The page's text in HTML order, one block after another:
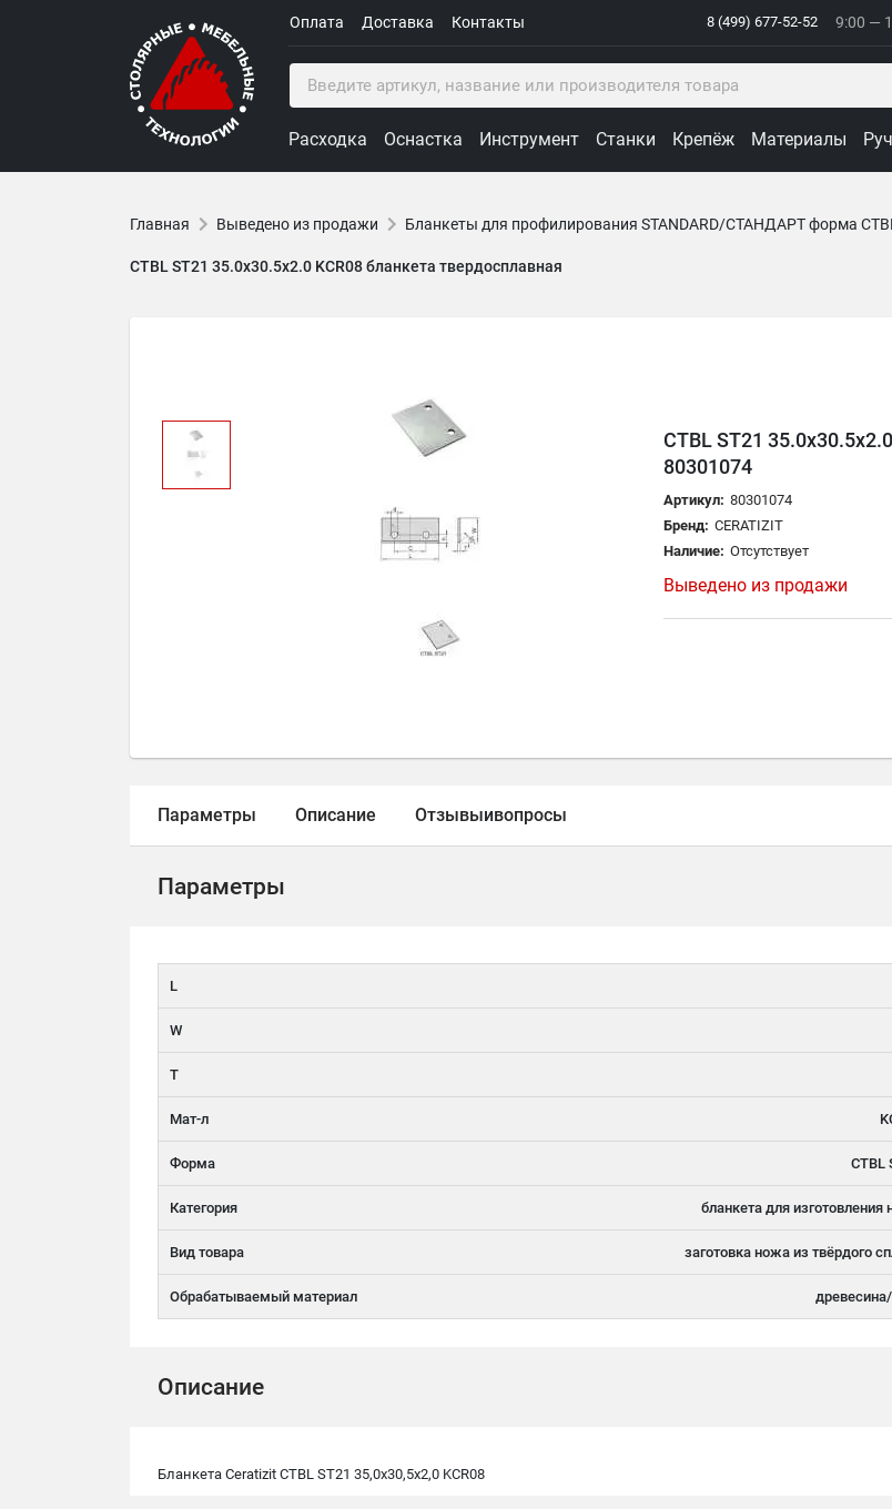
Оплата Доставка Контакты 8 (499) 677-52-52 9:00 —
Расходка Оснастка Инструмент Станки Крепёж Материалы
Главная Выведено из продажи Бланкеты для профилирования STANDARD/СТАНДАРТ форма
CTBL ST21 35.0x30.5x2.0 KCR08 бланкета твердосплавная
CTBL ST21
80301074
Артикул: 80301074
Бренд: CERATIZIT
Наличие: Отсутствует
Выведено из продажи
Параметры Описание Отзывыивопросы
Параметры
L
W
T
Мат-л
Форма CTBL
Категория бланкета для изготовления
Вид товара заготовка ножа из твёрдого
Обрабатываемый материал
Описание
Бланкета Ceratizit CTBL ST21 35,0x30,5x2,0 KCR08